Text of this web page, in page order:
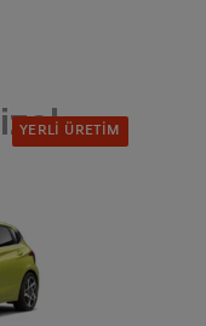
YERLI ÜRETIM